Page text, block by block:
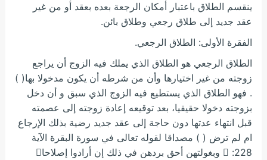
ينقسم الطلاق باعتبار أمكان الرجعة بعده بعقد أو من غير
عقد جديد إلى طلاق رجعي وطلاق بائن.
الفقرة الأولى: الطلاق الرجعي.
الطلاق الرجعي هو الطلاق الذي يملك فيه الزوج أن يراجع
زوجته من غير اختيارها وأن من شرطه أن يكون مدخولا بها( )
. فهو الطلاق الذي يستطيع فيه الزوج الذي سبق و أن دخل
بزوجته دخولا حقيقيا، بعد توقيعه إعادة زوجته إلى عصمته
قبل انتهاء عدتها دون حاجة إلى عقد جديد رضية بذلك الإرجاع
ام لم ترض ( ) مصداقا لقوله تعالى في سورة البقرة الآية
228:  وبغولتهن أحق بردهن في ذلك إن أرادوا إصلاحا